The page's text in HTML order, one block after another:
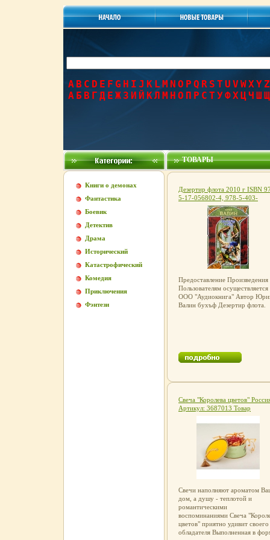
A B C D E F G H I J K L M N O P Q R S T U V WXYZ
А Б В Г Д Е Ж З И Й КЛ М Н О П Р С Т УФХЦЧ Ш Щ
Книги о демонах
Фантастика
Боевик
Детектив
Драма
Исторический
Катастрофический
Комедия
Приключения
Фэнтези
ТОВАРЫ
Дезертир флота 2010 г ISBN
5-17-056802-4, 978-5-403-
00670-5 инфо 1422g.
Предоставление Произведения
Пользователям осуществляется
ООО "Аудиокнига" Автор
Валин бухъф Дезертир флота.
Свеча "Королева цветов"
Артикул: 3687013 Товар
Свечи наполняют ароматом
дом, а душу - теплотой и
романтическими
воспоминаниями Свеча
цветов" приятно удивит своего
обладателя Выполненная в